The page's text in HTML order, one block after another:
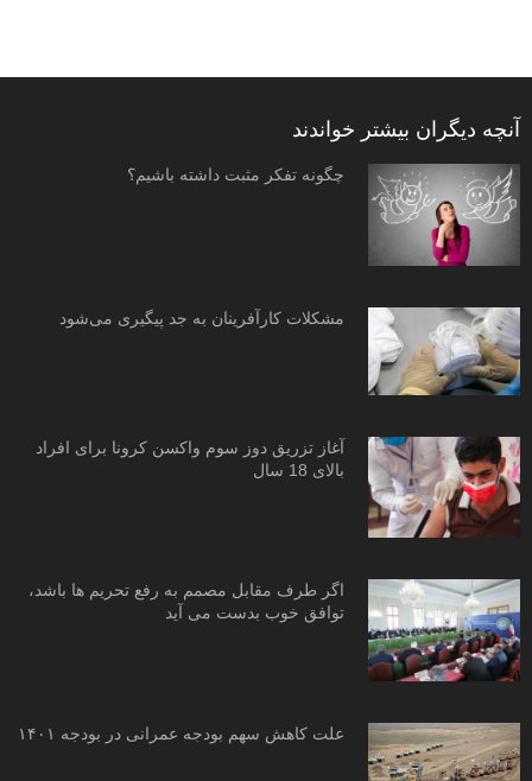
آنچه دیگران بیشتر خواندند
چگونه تفکر مثبت داشته باشیم؟
مشکلات کارآفرینان به جد پیگیری می‌شود
آغاز تزریق دوز سوم واکسن کرونا برای افراد
بالای 18 سال
اگر طرف مقابل مصمم به رفع تحریم ها باشد،
توافق خوب بدست می آید
علت کاهش سهم بودجه عمرانی در بودجه ۱۴۰۱